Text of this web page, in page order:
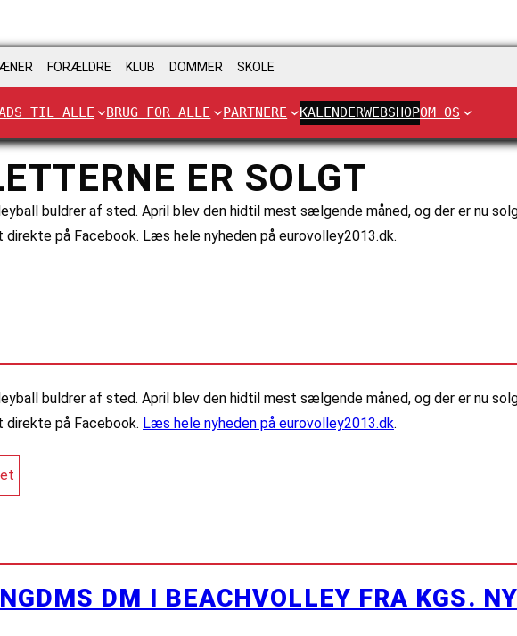
FORÆLDRE KLUB DOMMER SKOLE
TIL ALLE BRUG FOR ALLE PARTNERE KALENDERWEBSHOPOM OS
ER SOLGT
buldrer af sted. April blev den hidtil mest sælgende måned, og der er nu
på Facebook. Læs hele nyheden på eurovolley2013.dk.
buldrer af sted. April blev den hidtil mest sælgende måned, og der er nu
direkte på Facebook. Læs hele nyheden på eurovolley2013.dk.
DM I BEACHVOLLEY FRA KGS.